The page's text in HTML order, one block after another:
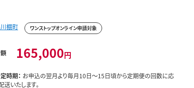
棚町 ワンストップオンライン申請対象
165,000円
時期： お申込の翌月より毎月10日～15日頃から定期便の回数に応
送いたします。